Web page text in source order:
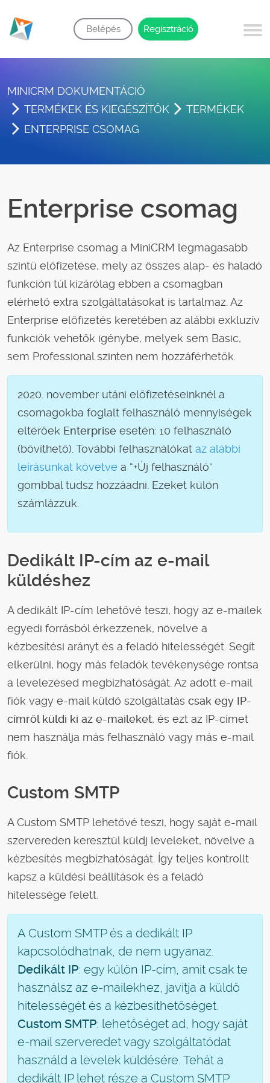
Belépés Regisztráció
MINICRM DOKUMENTÁCIÓ
TERMÉKEK ÉS KIEGÉSZÍTŐK
TERMÉKEK
ENTERPRISE CSOMAG
Enterprise csomag
Az Enterprise csomag a MiniCRM legmagasabb
szintű előfizetése, mely az összes alap- és haladó
funkción túl kizárólag ebben a csomagban
elérhető extra szolgáltatásokat is tartalmaz. Az
Enterprise előfizetés keretében az alábbi exkluzív
funkciók vehetők igénybe, melyek sem Basic,
sem Professional szinten nem hozzáférhetők.
2020. november utáni előfizetéseinknél a
csomagokba foglalt felhasználó mennyiségek
eltérőek Enterprise esetén: 10 felhasználó
(bővíthető). További felhasználókat az alábbi
leírásunkat követve a “+Új felhasználó”
gombbal tudsz hozzáadni. Ezeket külön
számlázzuk.
Dedikált IP-cím az e-mail
küldéshez
A dedikált IP-cím lehetővé teszi, hogy az e-mailek
egyedi forrásból érkezzenek, növelve a
kézbesítési arányt és a feladó hitelességét. Segít
elkerülni, hogy más feladók tevékenysége rontsa
a levelezésed megbízhatóságát. Az adott e-mail
fiók vagy e-mail küldő szolgáltatás csak egy IP-
címről küldi ki az e-maileket, és ezt az IP-címet
nem használja más felhasználó vagy más e-mail
fiók.
Custom SMTP
A Custom SMTP lehetővé teszi, hogy saját e-mail
szervereden keresztül küldj leveleket, növelve a
kézbesítés megbízhatóságát. Így teljes kontrollt
kapsz a küldési beállítások és a feladó
hitelessége felett.
A Custom SMTP és a dedikált IP
kapcsolódhatnak, de nem ugyanaz.
Dedikált IP: egy külön IP-cím, amit csak te
használsz az e-mailekhez, javítja a küldő
hitelességét és a kézbesíthetőséget.
Custom SMTP: lehetőséget ad, hogy saját
e-mail szerveredet vagy szolgáltatódat
használd a levelek küldésére. Tehát a
dedikált IP lehet része a Custom SMTP